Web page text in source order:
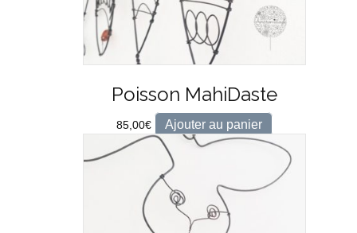
Poisson MahiDaste
85,00€ Ajouter au panier